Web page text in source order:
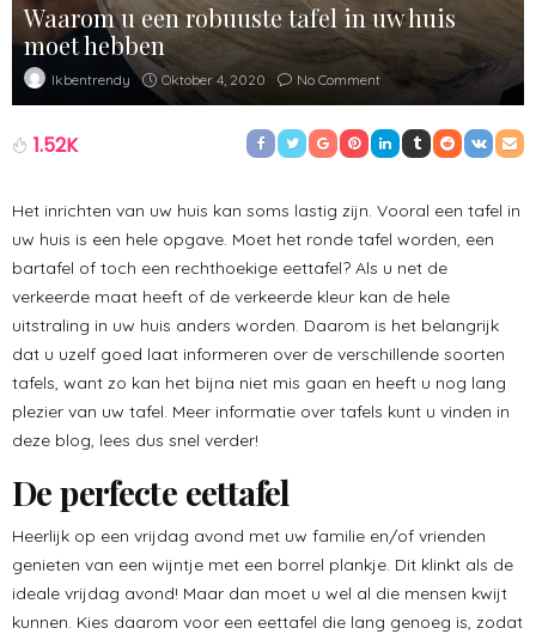
Waarom u een robuuste tafel in uw huis
moet hebben
Ikbentrendy Oktober 4, 2020 No Comment
1.52K
Het inrichten van uw huis kan soms lastig zijn. Vooral een tafel in
uw huis is een hele opgave. Moet het ronde tafel worden, een
bartafel of toch een rechthoekige eettafel? Als u net de
verkeerde maat heeft of de verkeerde kleur kan de hele
uitstraling in uw huis anders worden. Daarom is het belangrijk
dat u uzelf goed laat informeren over de verschillende soorten
tafels, want zo kan het bijna niet mis gaan en heeft u nog lang
plezier van uw tafel. Meer informatie over tafels kunt u vinden in
deze blog, lees dus snel verder!
De perfecte eettafel
Heerlijk op een vrijdag avond met uw familie en/of vrienden
genieten van een wijntje met een borrel plankje. Dit klinkt als de
ideale vrijdag avond! Maar dan moet u wel al die mensen kwijt
kunnen. Kies daarom voor een eettafel die lang genoeg is, zodat